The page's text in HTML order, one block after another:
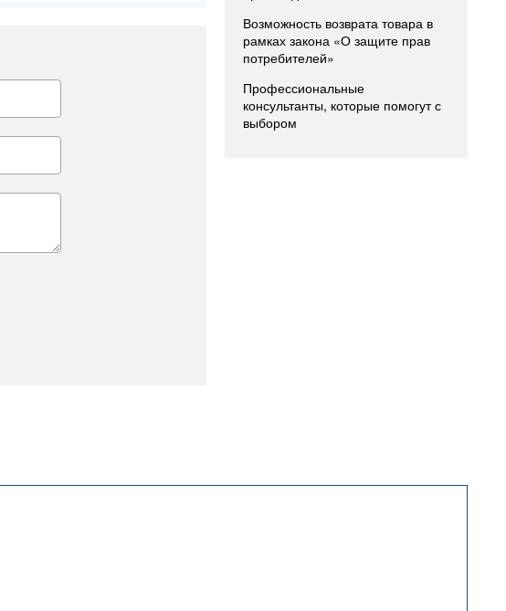
Возможность возврата товара в
рамках закона «О защите прав
потребителей»
Профессиональные
консультанты, которые помогут с
выбором